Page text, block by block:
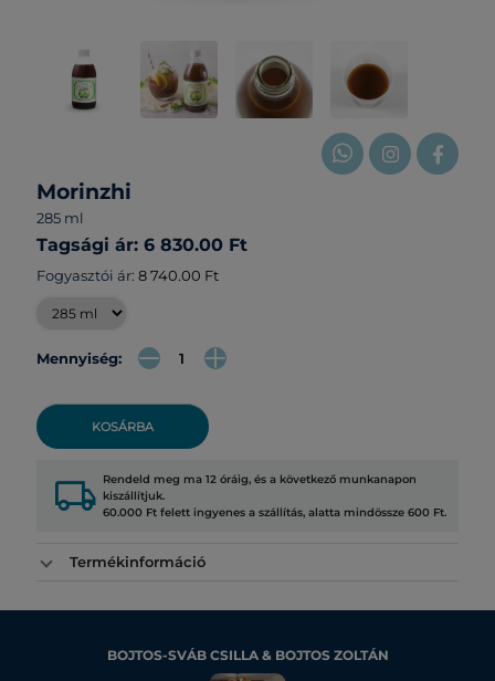
Morinzhi
285 ml
Tagsági ár: 6 830.00 Ft
Fogyasztói ár: 8 740.00 Ft
Mennyiség:
KOSÁRBA
local_shipping Rendeld meg ma 12 óráig, és a következő munkanapon
kiszállítjuk.
60.000 Ft felett ingyenes a szállítás, alatta mindössze 600 Ft.
Termékinformáció
BOJTOS-SVÁB CSILLA & BOJTOS ZOLTÁN